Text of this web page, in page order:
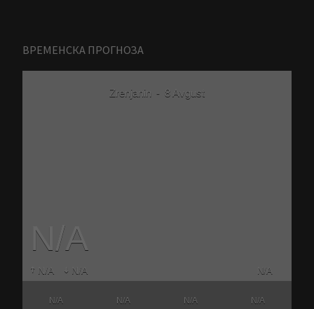
ВРЕМЕНСКА ПРОГНОЗА
Zrenjanin - 8 Avgust
N/A N/A N/A
N/A
N/A N/A N/A N/A